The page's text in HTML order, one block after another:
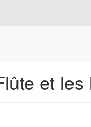
"Bien-être"
et